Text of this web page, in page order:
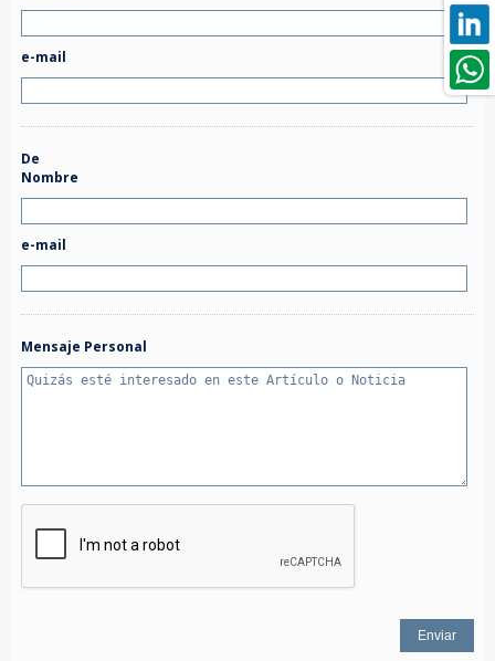
e-mail
De
Nombre
e-mail
Mensaje Personal